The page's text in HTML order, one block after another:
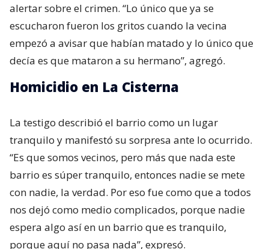
alertar sobre el crimen. “Lo único que ya se
escucharon fueron los gritos cuando la vecina
empezó a avisar que habían matado y lo único que
decía es que mataron a su hermano”, agregó.
Homicidio en La Cisterna
La testigo describió el barrio como un lugar
tranquilo y manifestó su sorpresa ante lo ocurrido.
“Es que somos vecinos, pero más que nada este
barrio es súper tranquilo, entonces nadie se mete
con nadie, la verdad. Por eso fue como que a todos
nos dejó como medio complicados, porque nadie
espera algo así en un barrio que es tranquilo,
porque aquí no pasa nada”, expresó.